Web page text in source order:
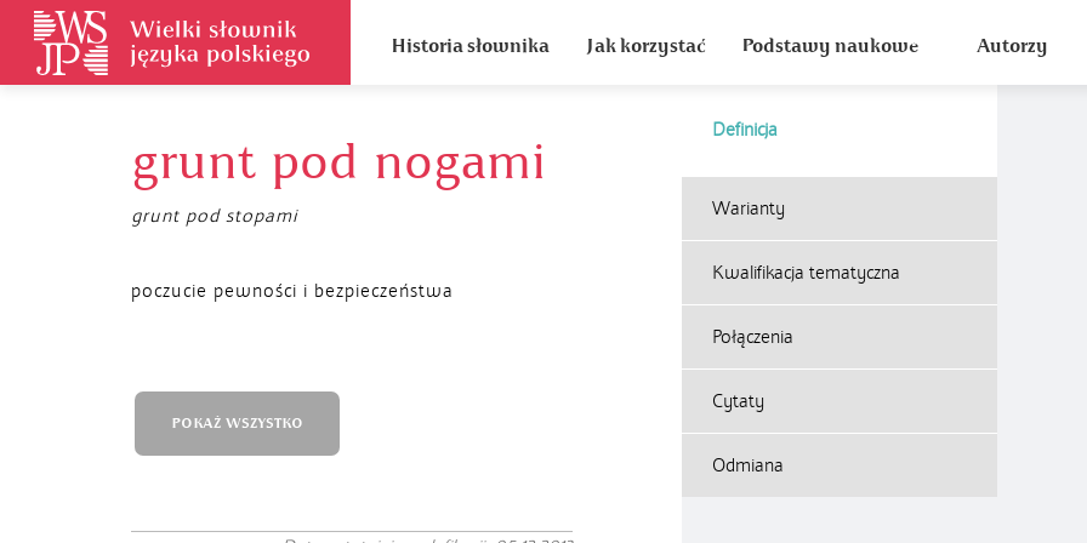
Historia słownika Jak korzystać Podstawy naukowe Autorzy
grunt pod nogami
grunt pod stopami
Definicja
poczucie pewności i bezpieczeństwa
Warianty
Kwalifikacja tematyczna
Połączenia
Cytaty
Odmiana
POKAŻ WSZYSTKO